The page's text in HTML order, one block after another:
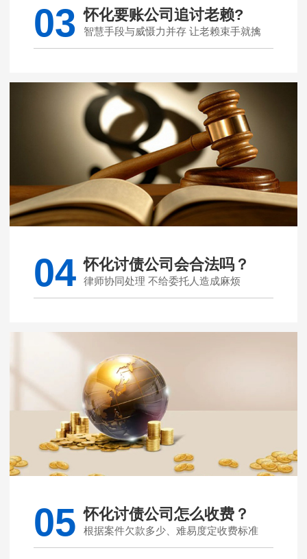
03 怀化要账公司追讨老赖?
智慧手段与威慑力并存 让老赖束手就擒
04 怀化讨债公司会合法吗？
律师协同处理 不给委托人造成麻烦
05 怀化讨债公司怎么收费？
根据案件欠款多少、难易度定收费标准